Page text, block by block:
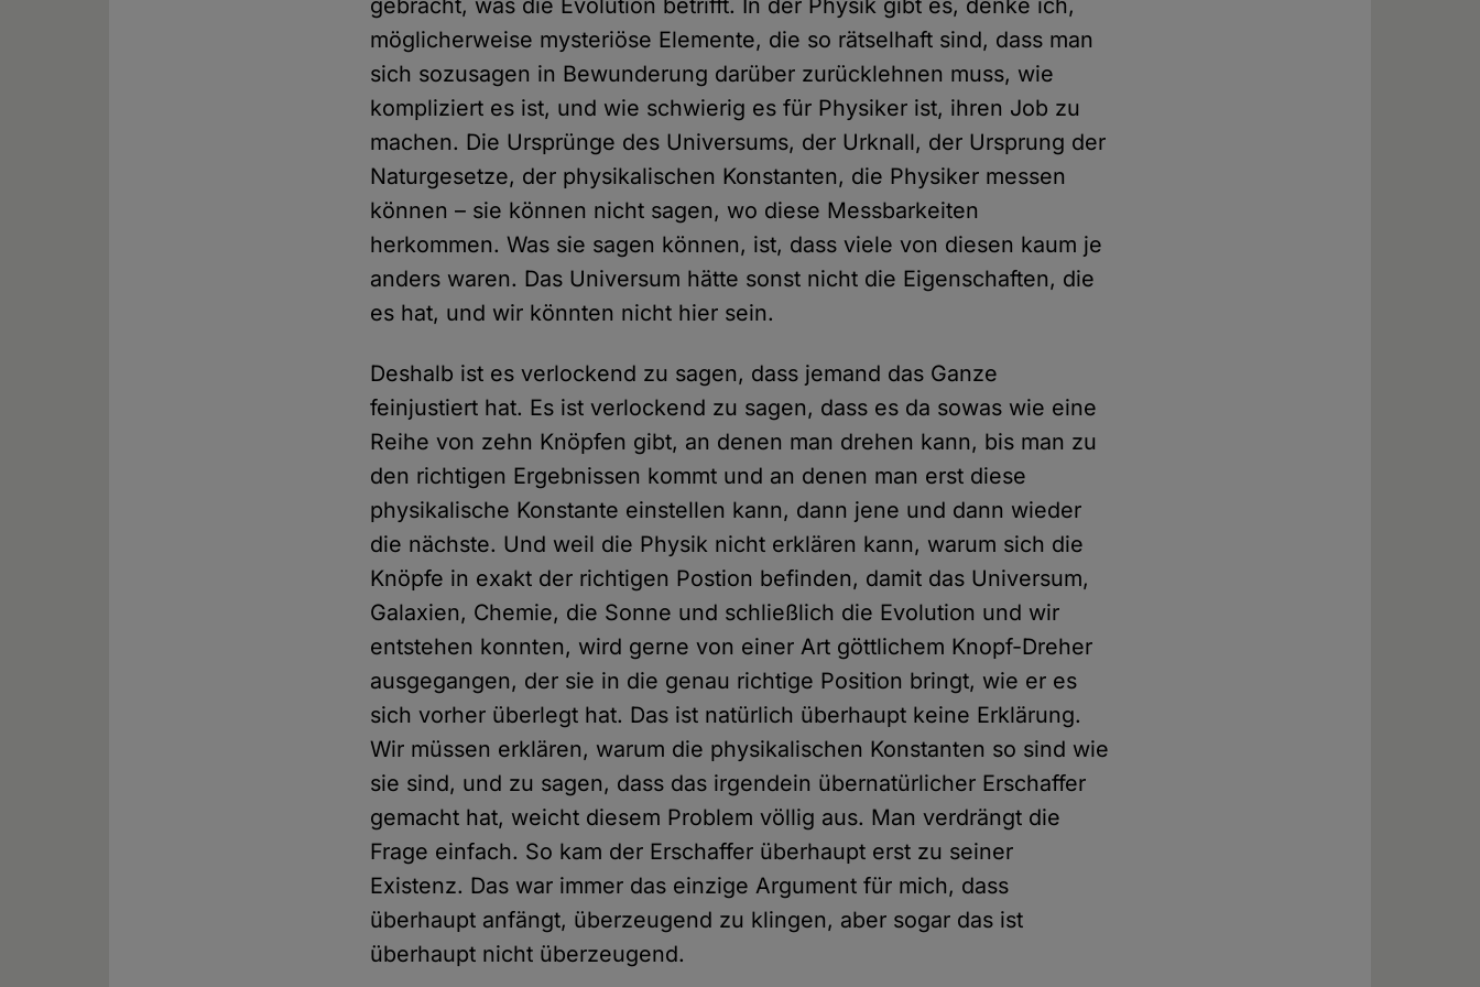
gebracht, was die Evolution betrifft. In der Physik gibt es, denke ich,
möglicherweise mysteriöse Elemente, die so rätselhaft sind, dass man
sich sozusagen in Bewunderung darüber zurücklehnen muss, wie
kompliziert es ist, und wie schwierig es für Physiker ist, ihren Job zu
machen. Die Ursprünge des Universums, der Urknall, der Ursprung der
Naturgesetze, der physikalischen Konstanten, die Physiker messen
können – sie können nicht sagen, wo diese Messbarkeiten
herkommen. Was sie sagen können, ist, dass viele von diesen kaum je
anders waren. Das Universum hätte sonst nicht die Eigenschaften, die
es hat, und wir könnten nicht hier sein.
Deshalb ist es verlockend zu sagen, dass jemand das Ganze
feinjustiert hat. Es ist verlockend zu sagen, dass es da sowas wie eine
Reihe von zehn Knöpfen gibt, an denen man drehen kann, bis man zu
den richtigen Ergebnissen kommt und an denen man erst diese
physikalische Konstante einstellen kann, dann jene und dann wieder
die nächste. Und weil die Physik nicht erklären kann, warum sich die
Knöpfe in exakt der richtigen Postion befinden, damit das Universum,
Galaxien, Chemie, die Sonne und schließlich die Evolution und wir
entstehen konnten, wird gerne von einer Art göttlichem Knopf-Dreher
ausgegangen, der sie in die genau richtige Position bringt, wie er es
sich vorher überlegt hat. Das ist natürlich überhaupt keine Erklärung.
Wir müssen erklären, warum die physikalischen Konstanten so sind wie
sie sind, und zu sagen, dass das irgendein übernatürlicher Erschaffer
gemacht hat, weicht diesem Problem völlig aus. Man verdrängt die
Frage einfach. So kam der Erschaffer überhaupt erst zu seiner
Existenz. Das war immer das einzige Argument für mich, dass
überhaupt anfängt, überzeugend zu klingen, aber sogar das ist
überhaupt nicht überzeugend.